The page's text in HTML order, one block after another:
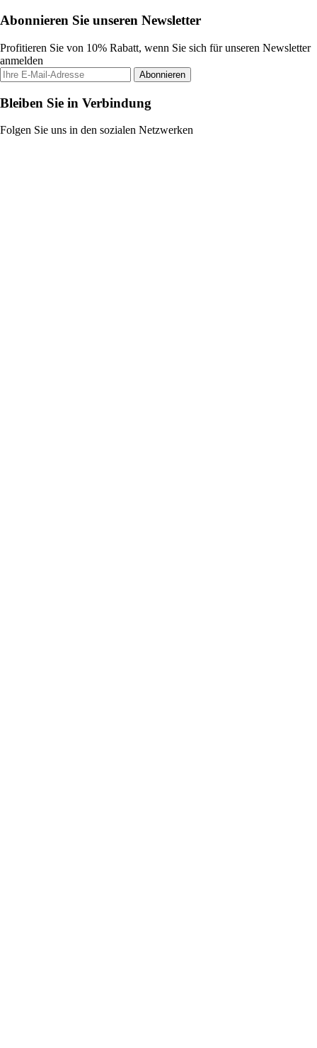
Abonnieren Sie unseren Newsletter
Profitieren Sie von 10% Rabatt, wenn Sie sich für unseren Newsletter
anmelden
Abonnieren
Bleiben Sie in Verbindung
Folgen Sie uns in den sozialen Netzwerken